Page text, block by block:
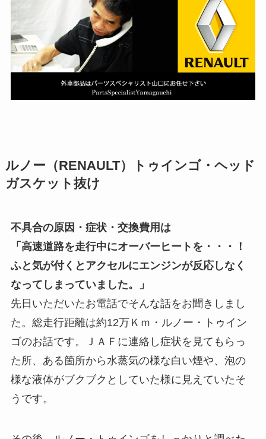
ルノー（RENAULT）トゥインゴ・ヘッド
ガスケット抜け
不具合の原因・症状・交換費用は
「高速道路を走行中にオーバーヒートを・・・！
ふと気が付くとアクセルにエンジンが反応しなく
なってしまっていました。」
先日いただいたお電話でそんな話をお聞きしまし
た。総走行距離は約12万Ｋｍ・ルノー・トゥイン
ゴのお話です。ＪＡＦに連絡し症状を見てもらっ
た所、ある箇所から水蒸気の様な白い煙や、泡の
様な液体がブクブクとしていた様に見えていたそ
うです。